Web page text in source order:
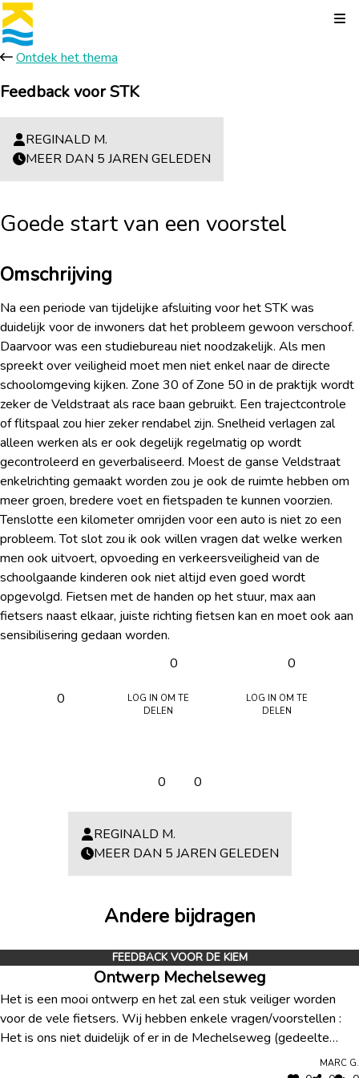
Ontdek het thema
Feedback voor STK
REGINALD M.
MEER DAN 5 JAREN GELEDEN
Goede start van een voorstel
Omschrijving
Na een periode van tijdelijke afsluiting voor het STK was
duidelijk voor de inwoners dat het probleem gewoon verschoof.
Daarvoor was een studiebureau niet noodzakelijk. Als men
spreekt over veiligheid moet men niet enkel naar de directe
schoolomgeving kijken. Zone 30 of Zone 50 in de praktijk wordt
zeker de Veldstraat als race baan gebruikt. Een trajectcontrole
of flitspaal zou hier zeker rendabel zijn. Snelheid verlagen zal
alleen werken als er ook degelijk regelmatig op wordt
gecontroleerd en geverbaliseerd. Moest de ganse Veldstraat
enkelrichting gemaakt worden zou je ook de ruimte hebben om
meer groen, bredere voet en fietspaden te kunnen voorzien.
Tenslotte een kilometer omrijden voor een auto is niet zo een
probleem. Tot slot zou ik ook willen vragen dat welke werken
men ook uitvoert, opvoeding en verkeersveiligheid van de
schoolgaande kinderen ook niet altijd even goed wordt
opgevolgd. Fietsen met de handen op het stuur, max aan
fietsers naast elkaar, juiste richting fietsen kan en moet ook aan
sensibilisering gedaan worden.
0
0
Log in om te
delen
0
Log in om te
delen
0 0
REGINALD M.
MEER DAN 5 JAREN GELEDEN
Andere bijdragen
FEEDBACK VOOR DE KIEM
Ontwerp Mechelseweg
Het is een mooi ontwerp en het zal een stuk veiliger worden
voor de vele fietsers. Wij hebben enkele vragen/voorstellen :
Het is ons niet duidelijk of er in de Mechelseweg (gedeelte
fietsstraat) nog mag/kan geparkeerd worden of is het enkelMarc G.